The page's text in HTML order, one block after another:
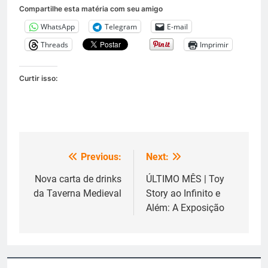
Compartilhe esta matéria com seu amigo
WhatsApp Telegram
E-mail
Threads
Imprimir
Curtir isso:
Navegação
de
Previous:
Nova carta de drinks
da Taverna Medieval
Next:
ÚLTIMO MÊS | Toy
Story ao Infinito e
Além: A Exposição